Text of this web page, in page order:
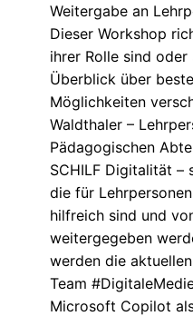
Weitergabe an
Dieser Workshop
ihrer Rolle sind
Überblick über
Möglichkeiten
Waldthaler –
Pädagogischen
SCHILF Digitalität –
die für
hilfreich sind und
weitergegeben
werden die
Team
Microsoft Copilot